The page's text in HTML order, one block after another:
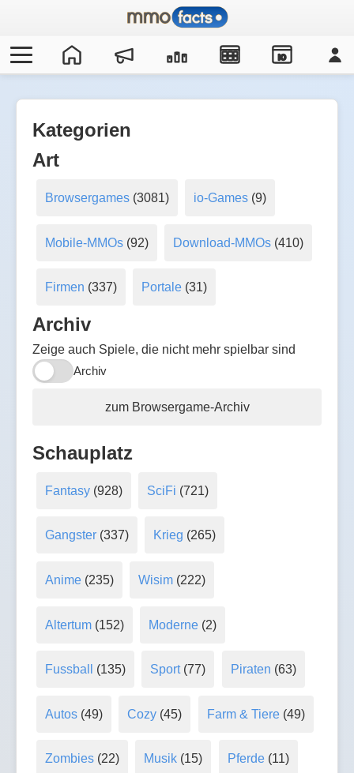
IO
Kategorien
Art
Browsergames(3081) io-Games (9)
Mobile-MMOs(92) Download-MMOs (410)
Firmen (337) Portale (31)
Archiv
Zeige auch Spiele, die nicht mehr spielbar sind
Archiv
zum Browsergame-Archiv
Schauplatz
Fantasy(928) SciFi (721)
Gangster(337) Krieg (265)
Anime(235) Wisim (222)
Altertum(152) Moderne (2)
Fussball (135) Sport(77) Piraten (63)
Autos(49) Cozy (45) Farm & Tiere(49)
Zombies(22) Musik (15) Pferde(11)